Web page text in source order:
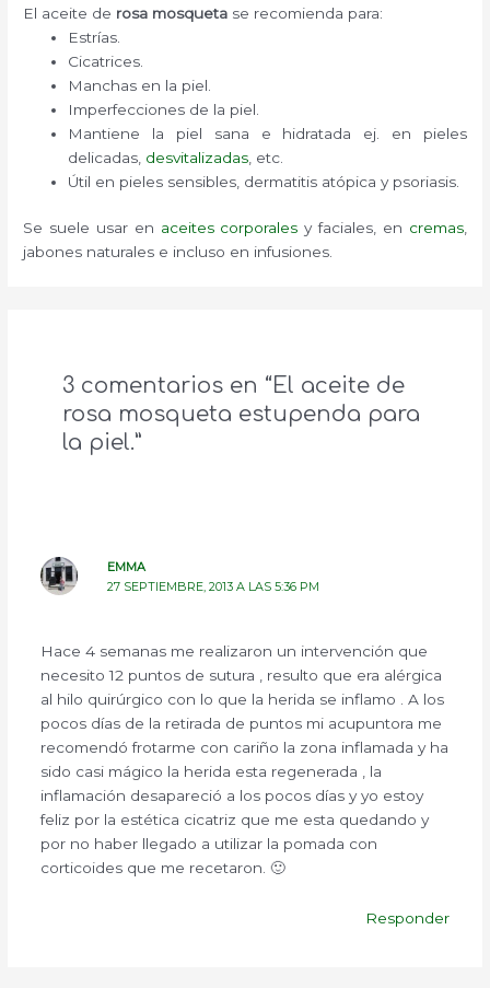
El aceite de rosa mosqueta se recomienda para:
Estrías.
Cicatrices.
Manchas en la piel.
Imperfecciones de la piel.
Mantiene la piel sana e hidratada ej. en pieles
delicadas, desvitalizadas , etc.
Útil en pieles sensibles, dermatitis atópica y psoriasis.
Se suele usar en aceites corporales y faciales, en cremas,
jabones naturales e incluso en infusiones.
3 comentarios en “El aceite de
rosa mosqueta estupenda para
la piel.”
EMMA
27 SEPTIEMBRE, 2013 A LAS 5:36 PM
Hace 4 semanas me realizaron un intervención que
necesito 12 puntos de sutura , resulto que era alérgica
al hilo quirúrgico con lo que la herida se inflamo . A los
pocos días de la retirada de puntos mi acupuntora me
recomendó frotarme con cariño la zona inflamada y ha
sido casi mágico la herida esta regenerada , la
inflamación desapareció a los pocos días y yo estoy
feliz por la estética cicatriz que me esta quedando y
por no haber llegado a utilizar la pomada con
corticoides que me recetaron. 🙂
Responder